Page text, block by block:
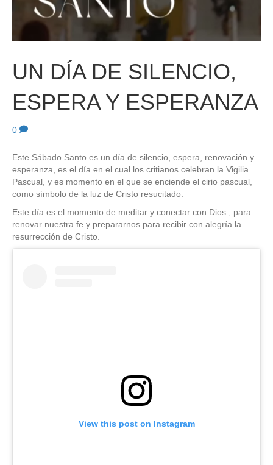
UN DÍA DE SILENCIO,
ESPERA Y ESPERANZA
0
Este Sábado Santo es un día de silencio, espera, renovación y
esperanza, es el día en el cual los critianos celebran la Vigilia
Pascual, y es momento en el que se enciende el cirio pascual,
como símbolo de la luz de Cristo resucitado.
Este día es el momento de meditar y conectar con Dios , para
renovar nuestra fe y prepararnos para recibir con alegría la
resurrección de Cristo.
View this post on Instagram